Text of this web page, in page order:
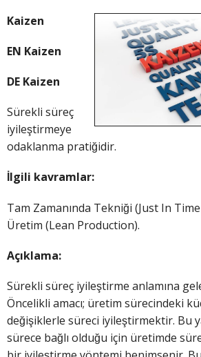
Kaizen
EN Kaizen
DE Kaizen
Sürekli süreç
iyileştirmeye
odaklanma pratiğidir.
İlgili kavramlar:
Tam Zamanında Tekniği (Just In
Üretim (Lean Production).
Açıklama:
Sürekli süreç iyileştirme anlamına
Öncelikli amacı; üretim sürecindeki
değişiklerle süreci iyileştirmektir. Bu
sürece bağlı olduğu için üretimde